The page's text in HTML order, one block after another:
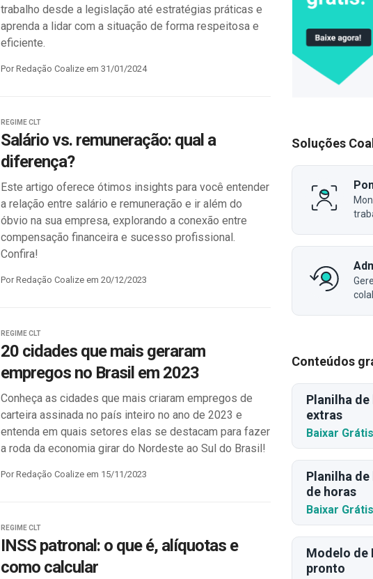
trabalho desde a legislação até estratégias práticas e
aprenda a lidar com a situação de forma respeitosa e
eficiente.
Por Redação Coalize em 31/01/2024
REGIME CLT
Salário vs. remuneração: qual a
diferença?
Este artigo oferece ótimos insights para você entender
a relação entre salário e remuneração e ir além do
óbvio na sua empresa, explorando a conexão entre
compensação financeira e sucesso profissional.
Confira!
Por Redação Coalize em 20/12/2023
REGIME CLT
20 cidades que mais geraram
empregos no Brasil em 2023
Conheça as cidades que mais criaram empregos de
carteira assinada no país inteiro no ano de 2023 e
entenda em quais setores elas se destacam para fazer
a roda da economia girar do Nordeste ao Sul do Brasil!
Por Redação Coalize em 15/11/2023
REGIME CLT
INSS patronal: o que é, alíquotas e
como calcular
Soluções
Conteúdos
Planilha de
extras
Baixar Grátis
Planilha de
de horas
Baixar Grátis
Modelo de
pronto